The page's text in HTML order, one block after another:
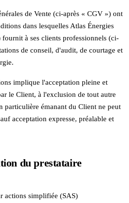
de Vente (ci-après « CGV ») ont
dans lesquelles Atlas Énergies
à ses clients professionnels (ci-
de conseil, d'audit, de courtage et
implique l'acceptation pleine et
le Client, à l'exclusion de tout autre
particulière émanant du Client ne peut
acceptation expresse, préalable et
du prestataire
actions simplifiée (SAS)